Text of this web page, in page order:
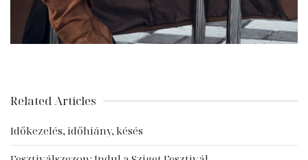
Related Articles
Időkezelés, időhiány, késés